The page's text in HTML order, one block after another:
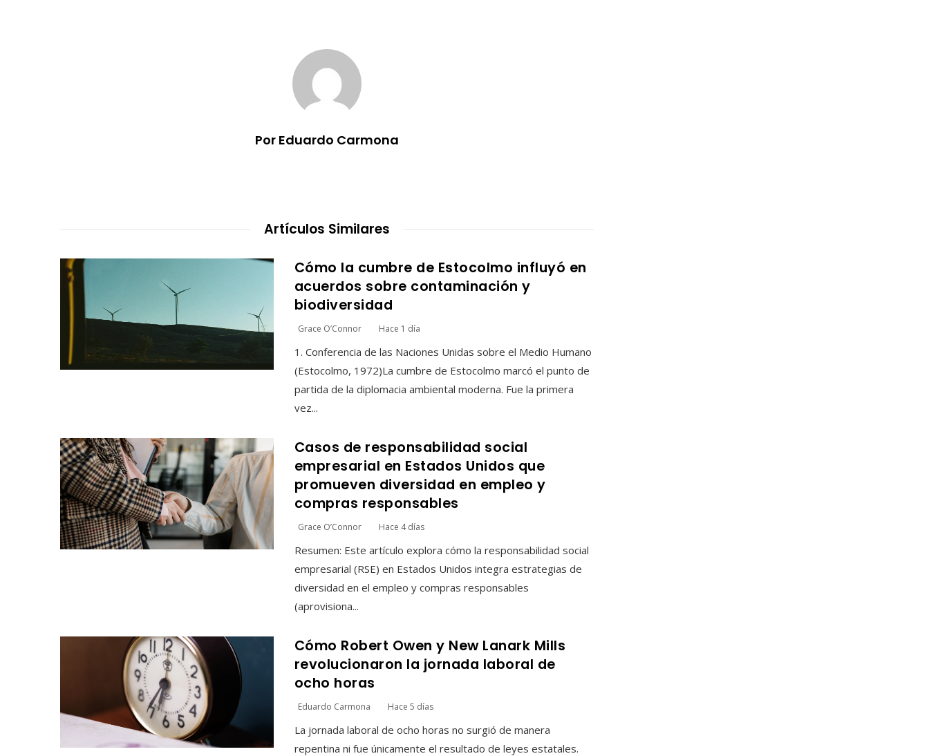
Por Eduardo Carmona
Artículos Similares
Cómo la cumbre de Estocolmo influyó en
acuerdos sobre contaminación y
biodiversidad
Grace O’Connor Hace 1 día
1. Conferencia de las Naciones Unidas sobre el Medio Humano
(Estocolmo, 1972)La cumbre de Estocolmo marcó el punto de
partida de la diplomacia ambiental moderna. Fue la primera
vez...
Casos de responsabilidad social
empresarial en Estados Unidos que
promueven diversidad en empleo y
compras responsables
Grace O’Connor Hace 4 días
Resumen: Este artículo explora cómo la responsabilidad social
empresarial (RSE) en Estados Unidos integra estrategias de
diversidad en el empleo y compras responsables
(aprovisiona...
Cómo Robert Owen y New Lanark Mills
revolucionaron la jornada laboral de
ocho horas
Eduardo Carmona Hace 5 días
La jornada laboral de ocho horas no surgió de manera
repentina ni fue únicamente el resultado de leyes estatales.